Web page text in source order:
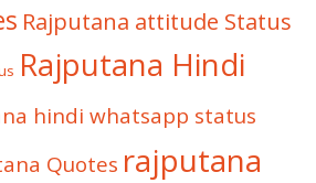
Rajputana attitude Status
Rajputana Hindi
hindi whatsapp status
Quotes rajputana